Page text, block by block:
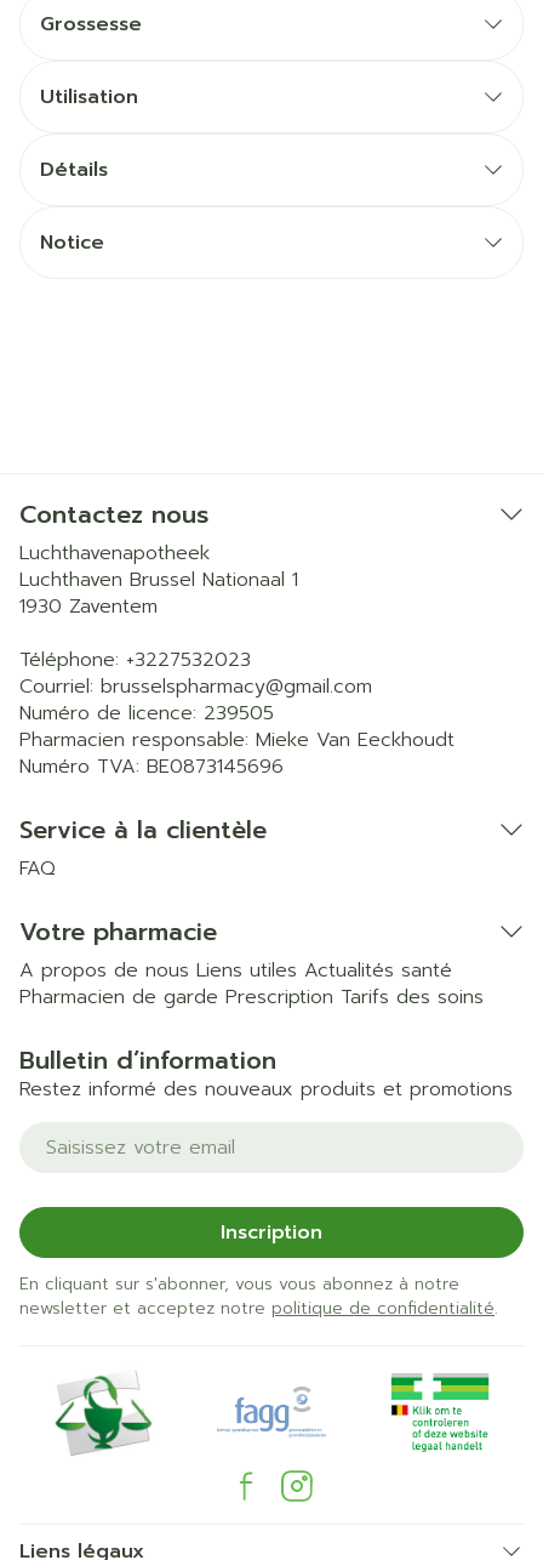
Grossesse
Utilisation
Détails
Notice
Contactez nous
Luchthavenapotheek
Luchthaven Brussel Nationaal 1
1930 Zaventem
Téléphone: +3227532023
Courriel: brusselspharmacy@gmail.com
Numéro de licence: 239505
Pharmacien responsable: Mieke Van Eeckhoudt
Numéro TVA: BE0873145696
Service à la clientèle
FAQ
Votre pharmacie
A propos de nous Liens utiles Actualités santé
Pharmacien de garde Prescription Tarifs des soins
Bulletin d’information
Restez informé des nouveaux produits et promotions
Adresse mail
Inscription
En cliquant sur s'abonner, vous vous abonnez à notre
newsletter et acceptez notre politique de confidentialité.
Liens légaux